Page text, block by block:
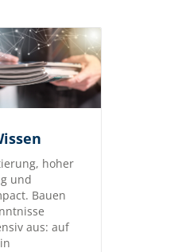
hoher
und
Bauen
aus: auf